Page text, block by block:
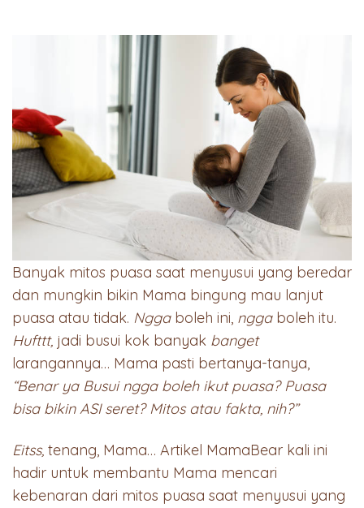
Banyak mitos puasa saat menyusui yang beredar
dan mungkin bikin Mama bingung mau lanjut
puasa atau tidak. Ngga boleh ini, ngga boleh itu.
Hufttt, jadi busui kok banyak banget
larangannya… Mama pasti bertanya-tanya,
“Benar ya Busui ngga boleh ikut puasa? Puasa
bisa bikin ASI seret? Mitos atau fakta, nih?”
Eitss, tenang, Mama… Artikel MamaBear kali ini
hadir untuk membantu Mama mencari
kebenaran dari mitos puasa saat menyusui yang